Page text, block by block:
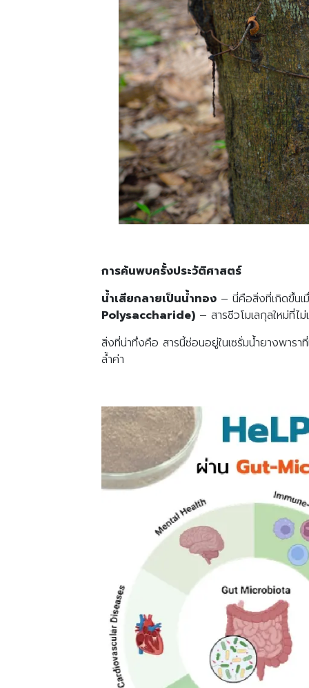
การค้นพบครั้งประวัติศาสตร์
น้ำเสียกลายเป็นน้ำทอง – นี่คือสิ่งที่เกิดขึ้น
Polysaccharide) – สารชีวโมเลกุลใหม่ที่ไ
สิ่งที่น่าทึ่งคือ สารนี้ซ่อนอยู่ในเซรั่มน้ำยางพาร
ล้ำค่า